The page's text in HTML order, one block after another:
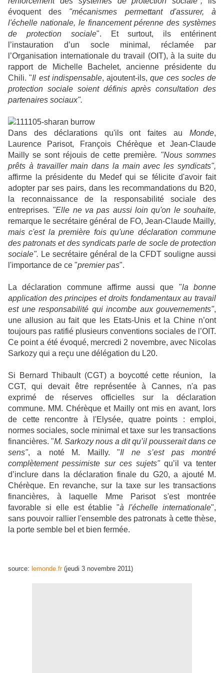
évoquent des "mécanismes permettant d'assurer, à
l'échelle nationale, le financement pérenne des systèmes
de protection sociale". Et surtout, ils entérinent
l’instauration d’un socle minimal, réclamée par
l’Organisation internationale du travail (OIT), à la suite du
rapport de Michelle Bachelet, ancienne présidente du
Chili. "Il est indispensable, ajoutent-ils,que ces socles de
protection sociale soient définis après consultation des
partenaires sociaux".
Dans des déclarations qu'ils ont faites au Monde,
Laurence Parisot, François Chérèque et Jean-Claude
Mailly se sont réjouis de cette première. "Nous sommes
prêts à travailler main dans la main avec les syndicats",
affirme la présidente du Medef qui se félicite d'avoir fait
adopter par ses pairs, dans les recommandations du B20,
la reconnaissance de la responsabilité sociale des
entreprises. "Elle ne va pas aussi loin qu'on le souhaite,
remarque le secrétaire général de FO, Jean-Claude Mailly,
mais c'est la première fois qu'une déclaration commune
des patronats et des syndicats parle de socle de protection
sociale". Le secrétaire général de la CFDT souligne aussi
l'importance de ce "premier pas".
La déclaration commune affirme aussi que "la bonne
application des principes et droits fondamentaux au travail
est une responsabilité qui incombe aux gouvernements",
une allusion au fait que les Etats-Unis et la Chine n’ont
toujours pas ratifié plusieurs conventions sociales de l’OIT.
Ce point a été évoqué, mercredi 2 novembre, avec Nicolas
Sarkozy qui a reçu une délégation du L20.
Si Bernard Thibault (CGT) a boycotté cette réunion, la
CGT, qui devait être représentée à Cannes, n'a pas
exprimé de réserves officielles sur la déclaration
commune. MM. Chérèque et Mailly ont mis en avant, lors
de cette rencontre à l'Elysée, quatre points : emploi,
normes sociales, socle minimal et taxe sur les transactions
financières. "M. Sarkozy nous a dit qu’il pousserait dans ce
sens", a noté M. Mailly. "Il ne s’est pas montré
complètement pessimiste sur ces sujets"qu’il va tenter
d’inclure dans la déclaration finale du G20, a ajouté M.
Chérèque. En revanche, sur la taxe sur les transactions
financières, à laquelle Mme Parisot s'est montrée
favorable si elle est établie "à l'échelle internationale",
sans pouvoir rallier l'ensemble des patronats à cette thèse,
la porte semble bel et bien fermée.
source: lemonde.fr(jeudi 3 novembre 2011)